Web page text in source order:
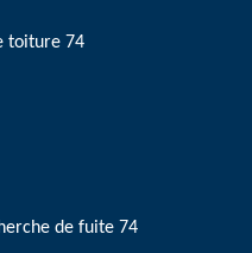
toiture 74
de fuite 74